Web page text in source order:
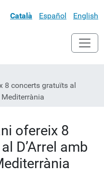
Català Español English
8 concerts gratuïts al
Mediterrània
ofereix 8
D’Arrel amb